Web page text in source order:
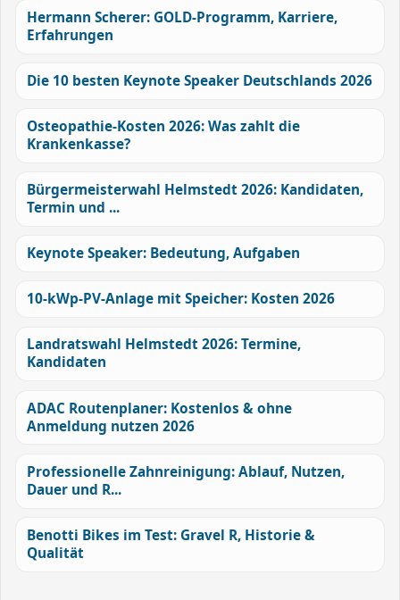
Hermann Scherer: GOLD-Programm, Karriere,
Erfahrungen
Die 10 besten Keynote Speaker Deutschlands 2026
Osteopathie-Kosten 2026: Was zahlt die
Krankenkasse?
Bürgermeisterwahl Helmstedt 2026: Kandidaten,
Termin und ...
Keynote Speaker: Bedeutung, Aufgaben
10-kWp-PV-Anlage mit Speicher: Kosten 2026
Landratswahl Helmstedt 2026: Termine,
Kandidaten
ADAC Routenplaner: Kostenlos & ohne
Anmeldung nutzen 2026
Professionelle Zahnreinigung: Ablauf, Nutzen,
Dauer und R...
Benotti Bikes im Test: Gravel R, Historie &
Qualität